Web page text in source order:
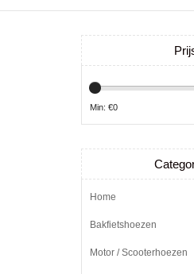
Min: €0
Home
Bakfietshoezen
Motor / Scooterhoezen